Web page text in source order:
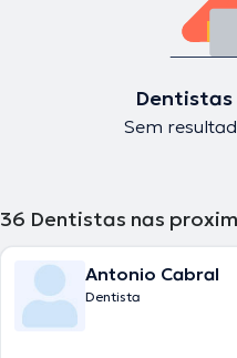
Dentistas
Sem
36 Dentistas nas
Antonio Cabral
Dentista